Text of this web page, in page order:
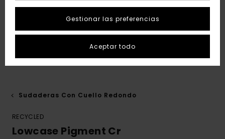
Sudaderas Con Cuello Redondo
RECYCLED
Lowcase Pigment Cr
Gestionar las preferencias
Aceptar todo